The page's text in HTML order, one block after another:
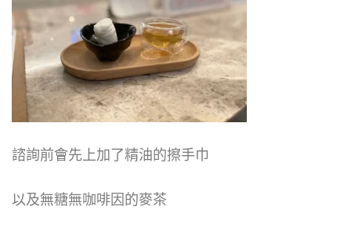
諮詢前會先上加了精油的擦手巾
以及無糖無咖啡因的麥茶